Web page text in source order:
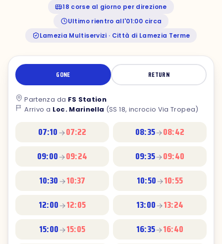
18 corse al giorno per direzione
Ultimo rientro all'01:00 circa
Lamezia Multiservizi · Città di Lamezia Terme
GONE RETURN
Partenza da FS Station
Arrivo a Loc. Marinella (SS 18, incrocio Via Tropea)
07:10 07:22 08:35
08:42
09:00
09:24 09:35
09:40
10:30
10:37 10:50
10:55
12:00
12:05 13:00
13:24
15:00
15:05 16:35
16:40